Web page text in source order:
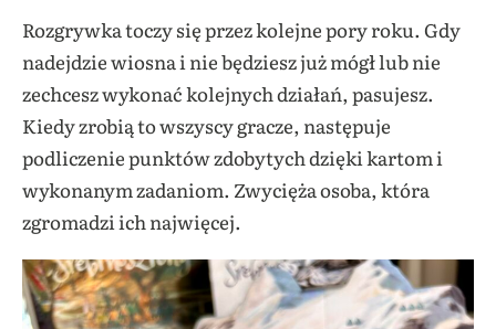
Rozgrywka toczy się przez kolejne pory roku. Gdy
nadejdzie wiosna i nie będziesz już mógł lub nie
zechcesz wykonać kolejnych działań, pasujesz.
Kiedy zrobią to wszyscy gracze, następuje
podliczenie punktów zdobytych dzięki kartom i
wykonanym zadaniom. Zwycięża osoba, która
zgromadzi ich najwięcej.